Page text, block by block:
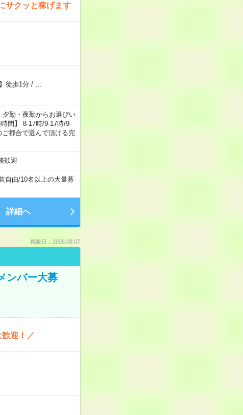
サクッと稼げます
徒歩1分/
勤・夜勤からお選びい
間】 8-17時/9-17時/9-
都合で選んで頂ける完
歓迎
自由/10名以上の大量募
詳細へ
掲載日：2026.08.07
ンバー大募
迎！／